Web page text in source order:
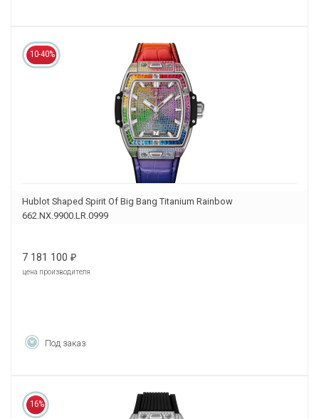
10-40%
Hublot Shaped Spirit Of Big Bang Titanium Rainbow
662.NX.9900.LR.0999
7 181 100 ₽
цена производителя
Под заказ
16%